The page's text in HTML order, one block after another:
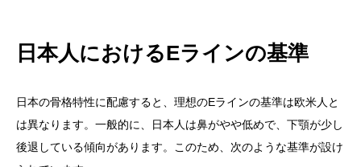
日本人におけるEラインの基準
日本の骨格特性に配慮すると、理想のEラインの基準は欧米人と
は異なります。一般的に、日本人は鼻がやや低めで、下顎が少し
後退している傾向があります。このため、次のような基準が設け